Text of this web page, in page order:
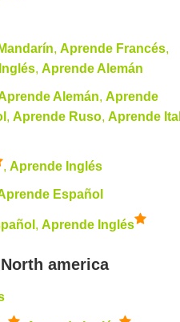
, Aprende Francés,
, Aprende Alemán
Alemán, Aprende
, Aprende Ruso, Aprende
, Aprende Inglés
Español
, Aprende Inglés
america